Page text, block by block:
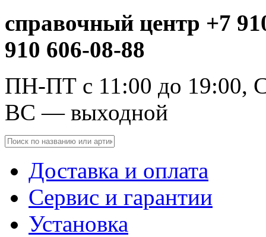
справочный центр +7
910 606-08-88
ПН-ПТ с 11:00 до 19:00,
ВС — выходной
Доставка и оплата
Сервис и гарантии
Установка